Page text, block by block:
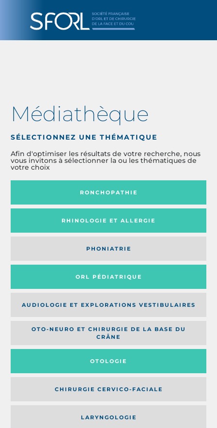
Médiathèque
SÉLECTIONNEZ UNE THÉMATIQUE
Afin d'optimiser les résultats de votre recherche, nous
vous invitons à sélectionner la ou les thématiques de
votre choix
RONCHOPATHIE
RHINOLOGIE ET ALLERGIE
PHONIATRIE
ORL PÉDIATRIQUE
AUDIOLOGIE ET EXPLORATIONS VESTIBULAIRES
OTO-NEURO ET CHIRURGIE DE LA BASE DU
CRÂNE
OTOLOGIE
CHIRURGIE CERVICO-FACIALE
LARYNGOLOGIE